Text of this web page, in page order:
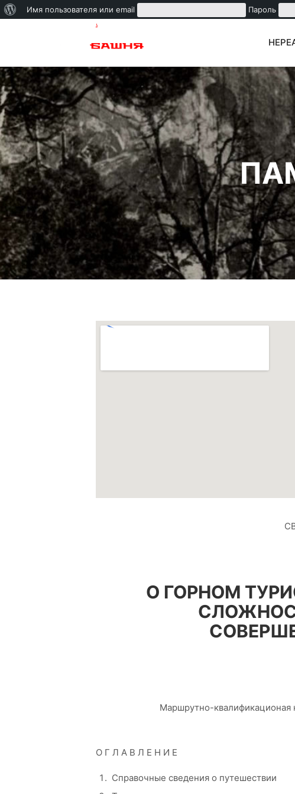
Имя пользователя или email Пароль
О ГОРНОМ
Маршрутно-квалификационая
О Г Л А В Л Е Н И Е
Справочные сведения о путешествии